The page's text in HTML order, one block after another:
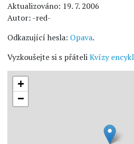
Aktualizováno: 19. 7. 2006
Autor: -red-
Odkazující hesla: Opava.
Vyzkoušejte si s přáteliKvízy
+
−